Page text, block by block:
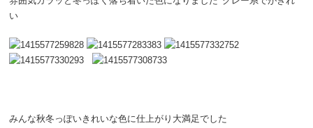
い
みんな秋冬っぽいきれいな色に仕上がり大満足でした